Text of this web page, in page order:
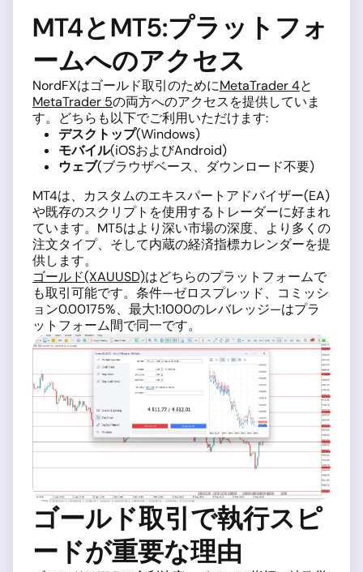
MT4とMT5:プラットフォ
ームへのアクセス
NordFXはゴールド取引のためにMetaTrader 4と
MetaTrader 5の両方へのアクセスを提供していま
す。どちらも以下でご利用いただけます:
デスクトップ(Windows)
モバイル(iOSおよびAndroid)
ウェブ(ブラウザベース、ダウンロード不要)
MT4は、カスタムのエキスパートアドバイザー(EA)
や既存のスクリプトを使用するトレーダーに好まれ
ています。MT5はより深い市場の深度、より多くの
注文タイプ、そして内蔵の経済指標カレンダーを提
供します。
ゴールド(XAUUSD)はどちらのプラットフォームで
も取引可能です。条件—ゼロスプレッド、コミッシ
ョン0.00175%、最大1:1000のレバレッジ—はプラ
ットフォーム間で同一です。
ゴールド取引で執行スピ
ードが重要な理由